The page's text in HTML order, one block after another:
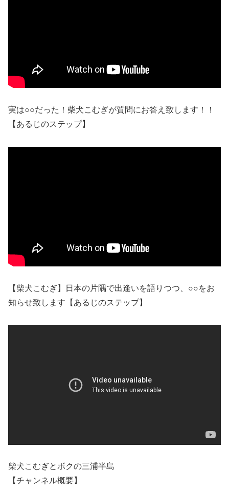
実は○○だった！柴犬こむぎが質問にお答え致します！！
【あるじのステップ】
【柴犬こむぎ】日本の片隅で出逢いを語りつつ、○○をお
知らせ致します【あるじのステップ】
柴犬こむぎとボクの三浦半島
【チャンネル概要】